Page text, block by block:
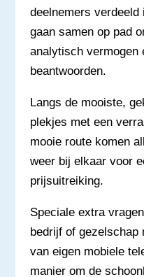
deelnemers verdeeld
gaan samen op pad
analytisch vermogen
beantwoorden.
Langs de mooiste,
plekjes met een
mooie route komen
weer bij elkaar voor
prijsuitreiking.
Speciale extra
bedrijf of gezelschap
van eigen mobiele
manier om de